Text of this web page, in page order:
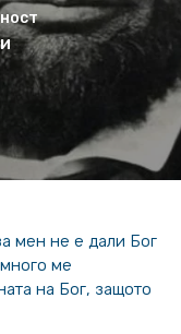
мен не е дали Бог
ме
на Бог, защото